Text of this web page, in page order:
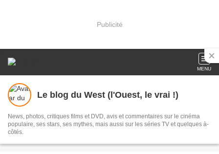
Publicité
MENU
Le blog du West (l'Ouest, le vrai !)
News, photos, critiques films et DVD, avis et commentaires sur le cinéma
populaire, ses stars, ses mythes, mais aussi sur les séries TV et quelques à-
côtés.